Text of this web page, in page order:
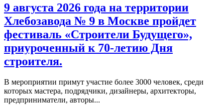
9 августа 2026 года на территории
Хлебозавода № 9 в Москве пройдет
фестиваль «Строители Будущего»,
приуроченный к 70-летию Дня
строителя.
В мероприятии примут участие более 3000 человек, среди
которых мастера, подрядчики, дизайнеры, архитекторы,
предприниматели, авторы...